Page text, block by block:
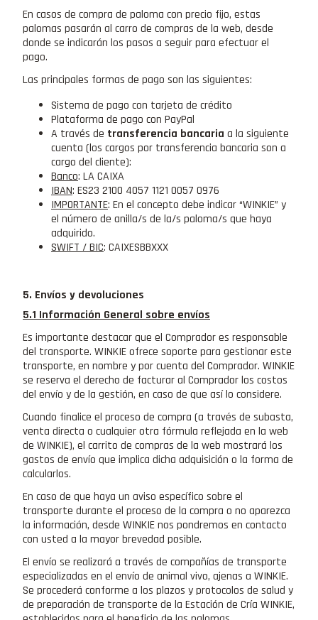
En casos de compra de paloma con precio fijo, estas
palomas pasarán al carro de compras de la web, desde
donde se indicarán los pasos a seguir para efectuar el
pago.
Las principales formas de pago son las siguientes:
Sistema de pago con tarjeta de crédito
Plataforma de pago con PayPal
A través de transferencia bancaria a la siguiente
cuenta (los cargos por transferencia bancaria son a
cargo del cliente):
Banco: LA CAIXA
IBAN: ES23 2100 4057 1121 0057 0976
IMPORTANTE: En el concepto debe indicar “WINKIE” y
el número de anilla/s de la/s paloma/s que haya
adquirido.
SWIFT / BIC: CAIXESBBXXX
5. Envíos y devoluciones
5.1 Información General sobre envíos
Es importante destacar que el Comprador es responsable
del transporte. WINKIE ofrece soporte para gestionar este
transporte, en nombre y por cuenta del Comprador. WINKIE
se reserva el derecho de facturar al Comprador los costos
del envío y de la gestión, en caso de que así lo considere.
Cuando finalice el proceso de compra (a través de subasta,
venta directa o cualquier otra fórmula reflejada en la web
de WINKIE), el carrito de compras de la web mostrará los
gastos de envío que implica dicha adquisición o la forma de
calcularlos.
En caso de que haya un aviso específico sobre el
transporte durante el proceso de la compra o no aparezca
la información, desde WINKIE nos pondremos en contacto
con usted a la mayor brevedad posible.
El envío se realizará a través de compañías de transporte
especializadas en el envío de animal vivo, ajenas a WINKIE.
Se procederá conforme a los plazos y protocolos de salud y
de preparación de transporte de la Estación de Cría WINKIE,